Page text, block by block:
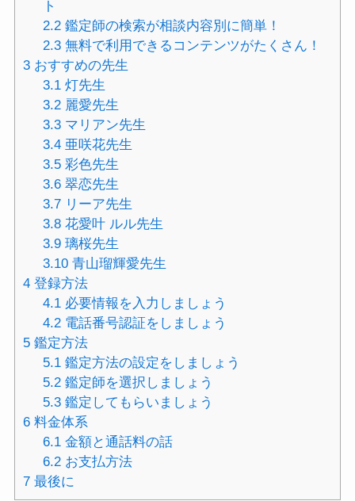
ト
2.2 鑑定師の検索が相談内容別に簡単！
2.3 無料で利用できるコンテンツがたくさん！
3おすすめの先生
3.1 灯先生
3.2 麗愛先生
3.3 マリアン先生
3.4 亜咲花先生
3.5 彩色先生
3.6 翠恋先生
3.7 リーア先生
3.8 花愛叶 ルル先生
3.9 璃桜先生
3.10 青山瑠輝愛先生
4登録方法
4.1 必要情報を入力しましょう
4.2 電話番号認証をしましょう
5鑑定方法
5.1 鑑定方法の設定をしましょう
5.2 鑑定師を選択しましょう
5.3 鑑定してもらいましょう
6料金体系
6.1 金額と通話料の話
6.2 お支払方法
7最後に